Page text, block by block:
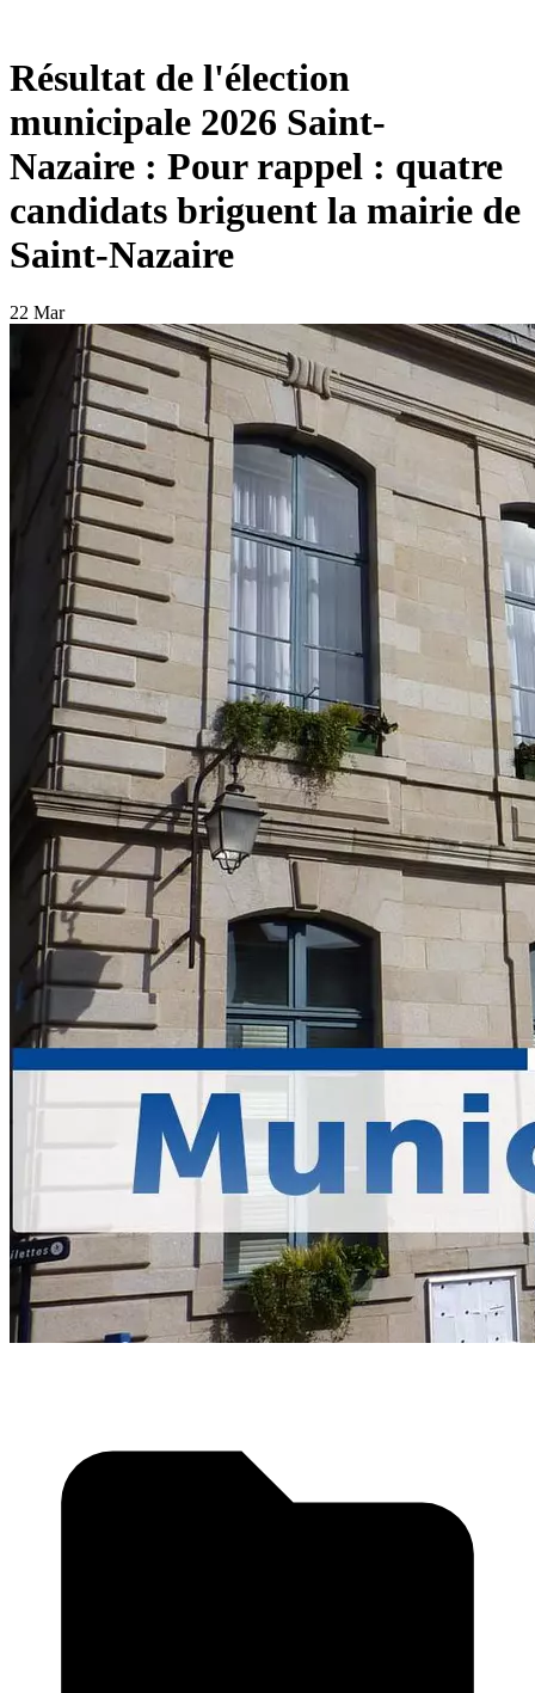
Résultat de l'élection
municipale 2026 Saint-
Nazaire : Pour rappel : quatre
candidats briguent la mairie de
Saint-Nazaire
22 Mar